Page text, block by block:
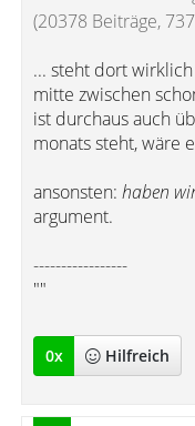
(20378 Beiträge,
... steht dort wirklich
mitte zwischen
ist durchaus auch
monats steht, wäre
ansonsten: haben
argument.
-----------------
""
0x Hilfreich